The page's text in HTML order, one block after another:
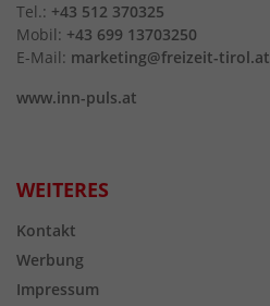
Tel.: +43 512 370325
Mobil: +43 699 13703250
E-Mail: marketing@freizeit-tirol.at
www.inn-puls.at
WEITERES
Kontakt
Werbung
Impressum